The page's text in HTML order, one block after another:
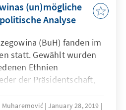
(un)mögliche
Analyse
(BuH) fanden im
statt. Gewählt wurden
Ethnien
der Präsidentschaft,
Entität: Föderation von
Muharemović January 28, 2019